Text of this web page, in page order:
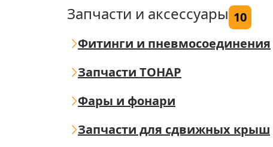
Запчасти и аксессуары 10
Фитинги и пневмосоединения
Запчасти ТОНАР
Фары и фонари
Запчасти для сдвижных крыш